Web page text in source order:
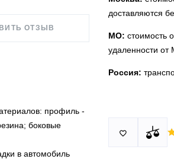
профиль -
боковые
в автомобиль
ОТЗЫВ
доставляются
МО: стоимость
удаленности от
Россия:
юридических
п.Немчиновка,
